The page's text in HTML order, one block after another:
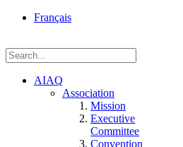
Français
AIAQ
Association
Mission
Executive
Committee
Convention
Einstein, Québec
G1P